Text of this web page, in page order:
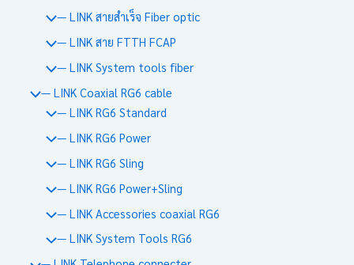
— LINK สายสำเร็จ Fiber optic
— LINK สาย FTTH FCAP
— LINK System tools fiber
— LINK Coaxial RG6 cable
— LINK RG6 Standard
— LINK RG6 Power
— LINK RG6 Sling
— LINK RG6 Power+Sling
— LINK Accessories coaxial RG6
— LINK System Tools RG6